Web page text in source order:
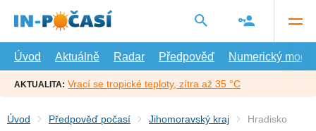
hlavní
Úvod
Aktuálně Radar Předpověď Numerický model
AKTUALITA: Vrací se tropické teploty, zítra až 35 °C
Úvod Předpověď počasí Jihomoravský kraj Hradisko